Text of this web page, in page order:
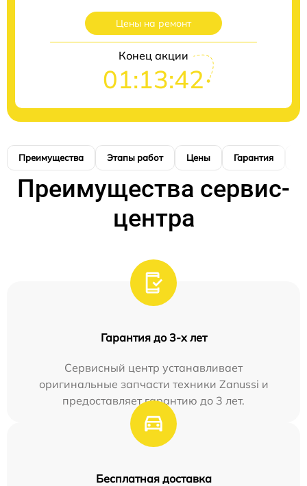
Цены на ремонт
Конец акции
01:13:41
Преимущества Этапы работ Цены Гарантия
Преимущества сервис-
центра
Гарантия до 3-х лет
Сервисный центр устанавливает
оригинальные запчасти техники Zanussi и
предоставляет гарантию до 3 лет.
Бесплатная доставка